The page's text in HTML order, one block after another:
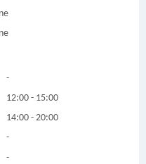
-
12:00 - 15:00
14:00 - 20:00
-
-